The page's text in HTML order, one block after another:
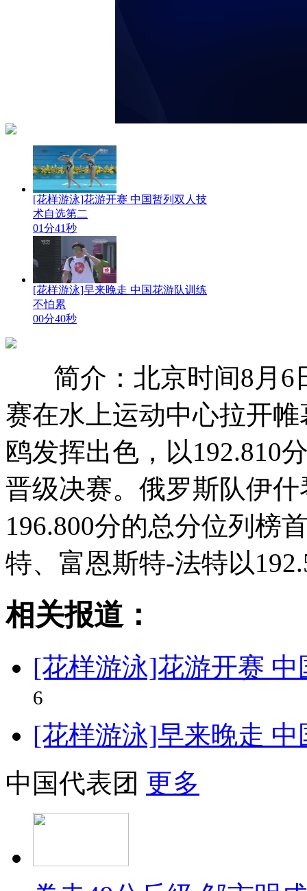
[花样游泳]花游开赛 中国暂列双人技
术自选第二
01分41秒
[花样游泳]早来晚走 中国花游队训练
不怕累
00分40秒
简介：北京时间8月
赛在水上运动中心拉开
鸥发挥出色，以192.810
晋级决赛。俄罗斯队伊
196.800分的总分位列榜
特、富恩斯特-法特以
相关报道：
[花样游泳]花游开赛
6
[花样游泳]早来晚走
中国代表团 更多